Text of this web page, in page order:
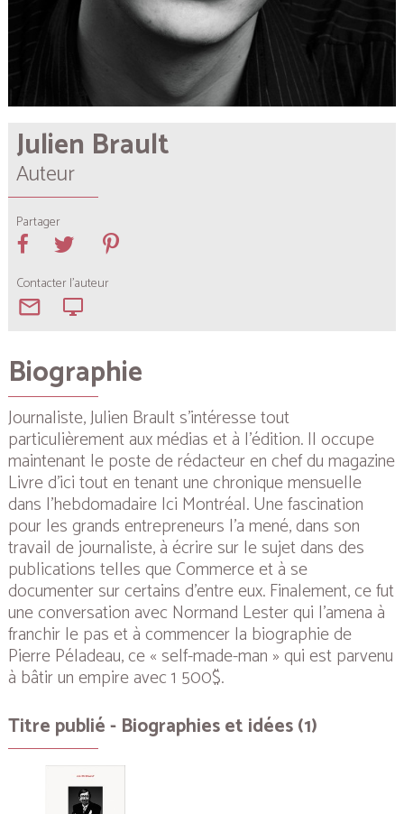
Julien Brault
Auteur
Partager
Contacter l'auteur
mail_outline desktop_windows
Biographie
Journaliste, Julien Brault s’intéresse tout
particulièrement aux médias et à l’édition. Il occupe
maintenant le poste de rédacteur en chef du magazine
Livre d’icitout en tenant une chronique mensuelle
dans l’hebdomadaireIci Montréal. Une fascination
pour les grands entrepreneurs l’a mené, dans son
travail de journaliste, à écrire sur le sujet dans des
publications telles queCommerceet à se
documenter sur certains d’entre eux. Finalement, ce fut
une conversation avec Normand Lester qui l’amena à
franchir le pas et à commencer la biographie de
Pierre Péladeau, ce « self-made-man » qui est parvenu
à bâtir un empire avec 1 500$.
Titre publié - Biographies et idées (1)